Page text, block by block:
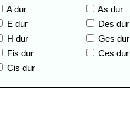
A dur
E dur
H dur
Fis dur
Cis dur
As dur
Des dur
Ges dur
Ces dur